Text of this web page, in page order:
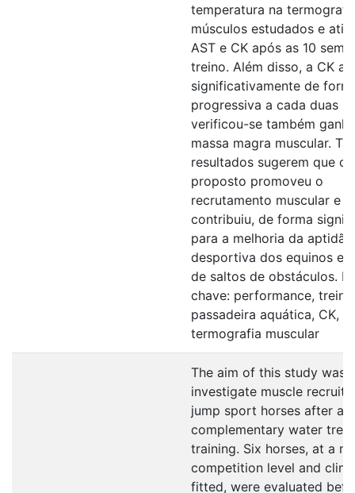
temperatura na
músculos estudados e
AST e CK após as 10
treino. Além disso, a CK
significativamente de
progressiva a cada duas
verificou-se também
massa magra muscular.
resultados sugerem que o
proposto promoveu o
recrutamento muscular e
contribuiu, de forma
para a melhoria da aptidão
desportiva dos equinos
de saltos de obstáculos.
chave: performance,
passadeira aquática, CK,
termografia muscular
The aim of this study was
investigate muscle
jump sport horses after a
complementary water
training. Six horses, at a
competition level and
fitted, were evaluated